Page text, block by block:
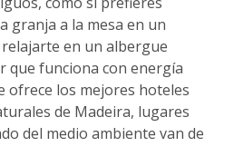
granja a la mesa en un
en un albergue
que funciona con energía
ofrece los mejores hoteles
de Madeira, lugares
del medio ambiente van de